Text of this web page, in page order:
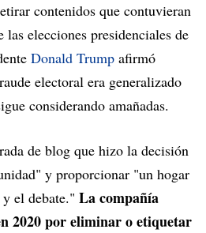
contenidos que contuvieran
las elecciones presidenciales de
Donald Trump afirmó
electoral era generalizado
considerando amañadas.
de blog que hizo la decisión
y proporcionar "un hogar
el debate." La compañía
2020 por eliminar o etiquetar